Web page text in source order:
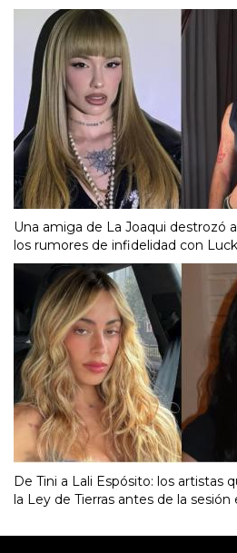
Una amiga de La Joaqui destrozó
los rumores de infidelidad con
De Tini a Lali Espósito: los artistas
la Ley de Tierras antes de la sesión